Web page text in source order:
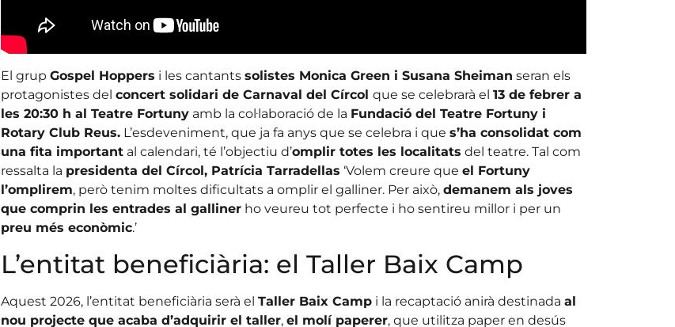
El grup Gospel Hoppers i les cantants solistes Monica Green i Susana Sheiman seran els
protagonistes del concert solidari de Carnaval del Círcol que se celebrarà el 13 de febrer a
les 20:30 h al Teatre Fortunyamb la col·laboració de la Fundació del Teatre Fortuny i
Rotary Club Reus.L’esdeveniment, que ja fa anys que se celebra i que s’ha consolidat com
una fita importantal calendari, té l’objectiu d’omplir totes les localitats del teatre. Tal com
ressalta la presidenta del Círcol, Patrícia Tarradellas ‘Volem creure que el Fortuny
l’omplirem, però tenim moltes dificultats a omplir el galliner. Per això, demanem als joves
que comprin les entrades al gallinerho veureu tot perfecte i ho sentireu millor i per un
preu més econòmic.’
L’entitat beneficiària: el Taller Baix Camp
Aquest 2026, l’entitat beneficiària serà el Taller Baix Campi la recaptació anirà destinada al
nou projecte que acaba d’adquirir el taller, el molí paperer, que utilitza paper en desús